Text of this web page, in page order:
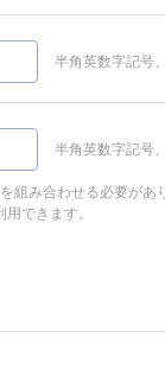
半角英数字記号
半角英数字記号
組み合わせる必要があ
できます。